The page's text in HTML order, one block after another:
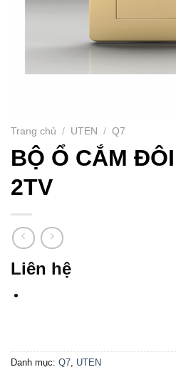
Trang chủ / UTEN / Q7
BỘ Ổ CẮM
2TV
Liên hệ
Danh mục: Q7 UTEN